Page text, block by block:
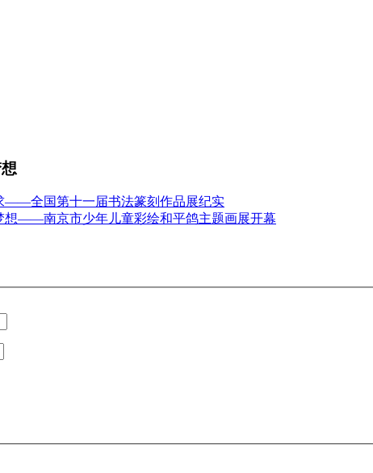
——全国第十一届书法篆刻作品展纪实
想——南京市少年儿童彩绘和平鸽主题画展开幕